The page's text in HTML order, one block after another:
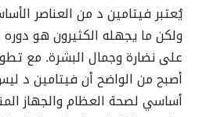
يُعتبر فيتامين د من العناصر
ولكن ما يجهله الكثيرون هو
على نضارة وجمال البشرة. مع تطور
أصبح من الواضح أن فيتامين د
أساسي لصحة العظام والجهاز